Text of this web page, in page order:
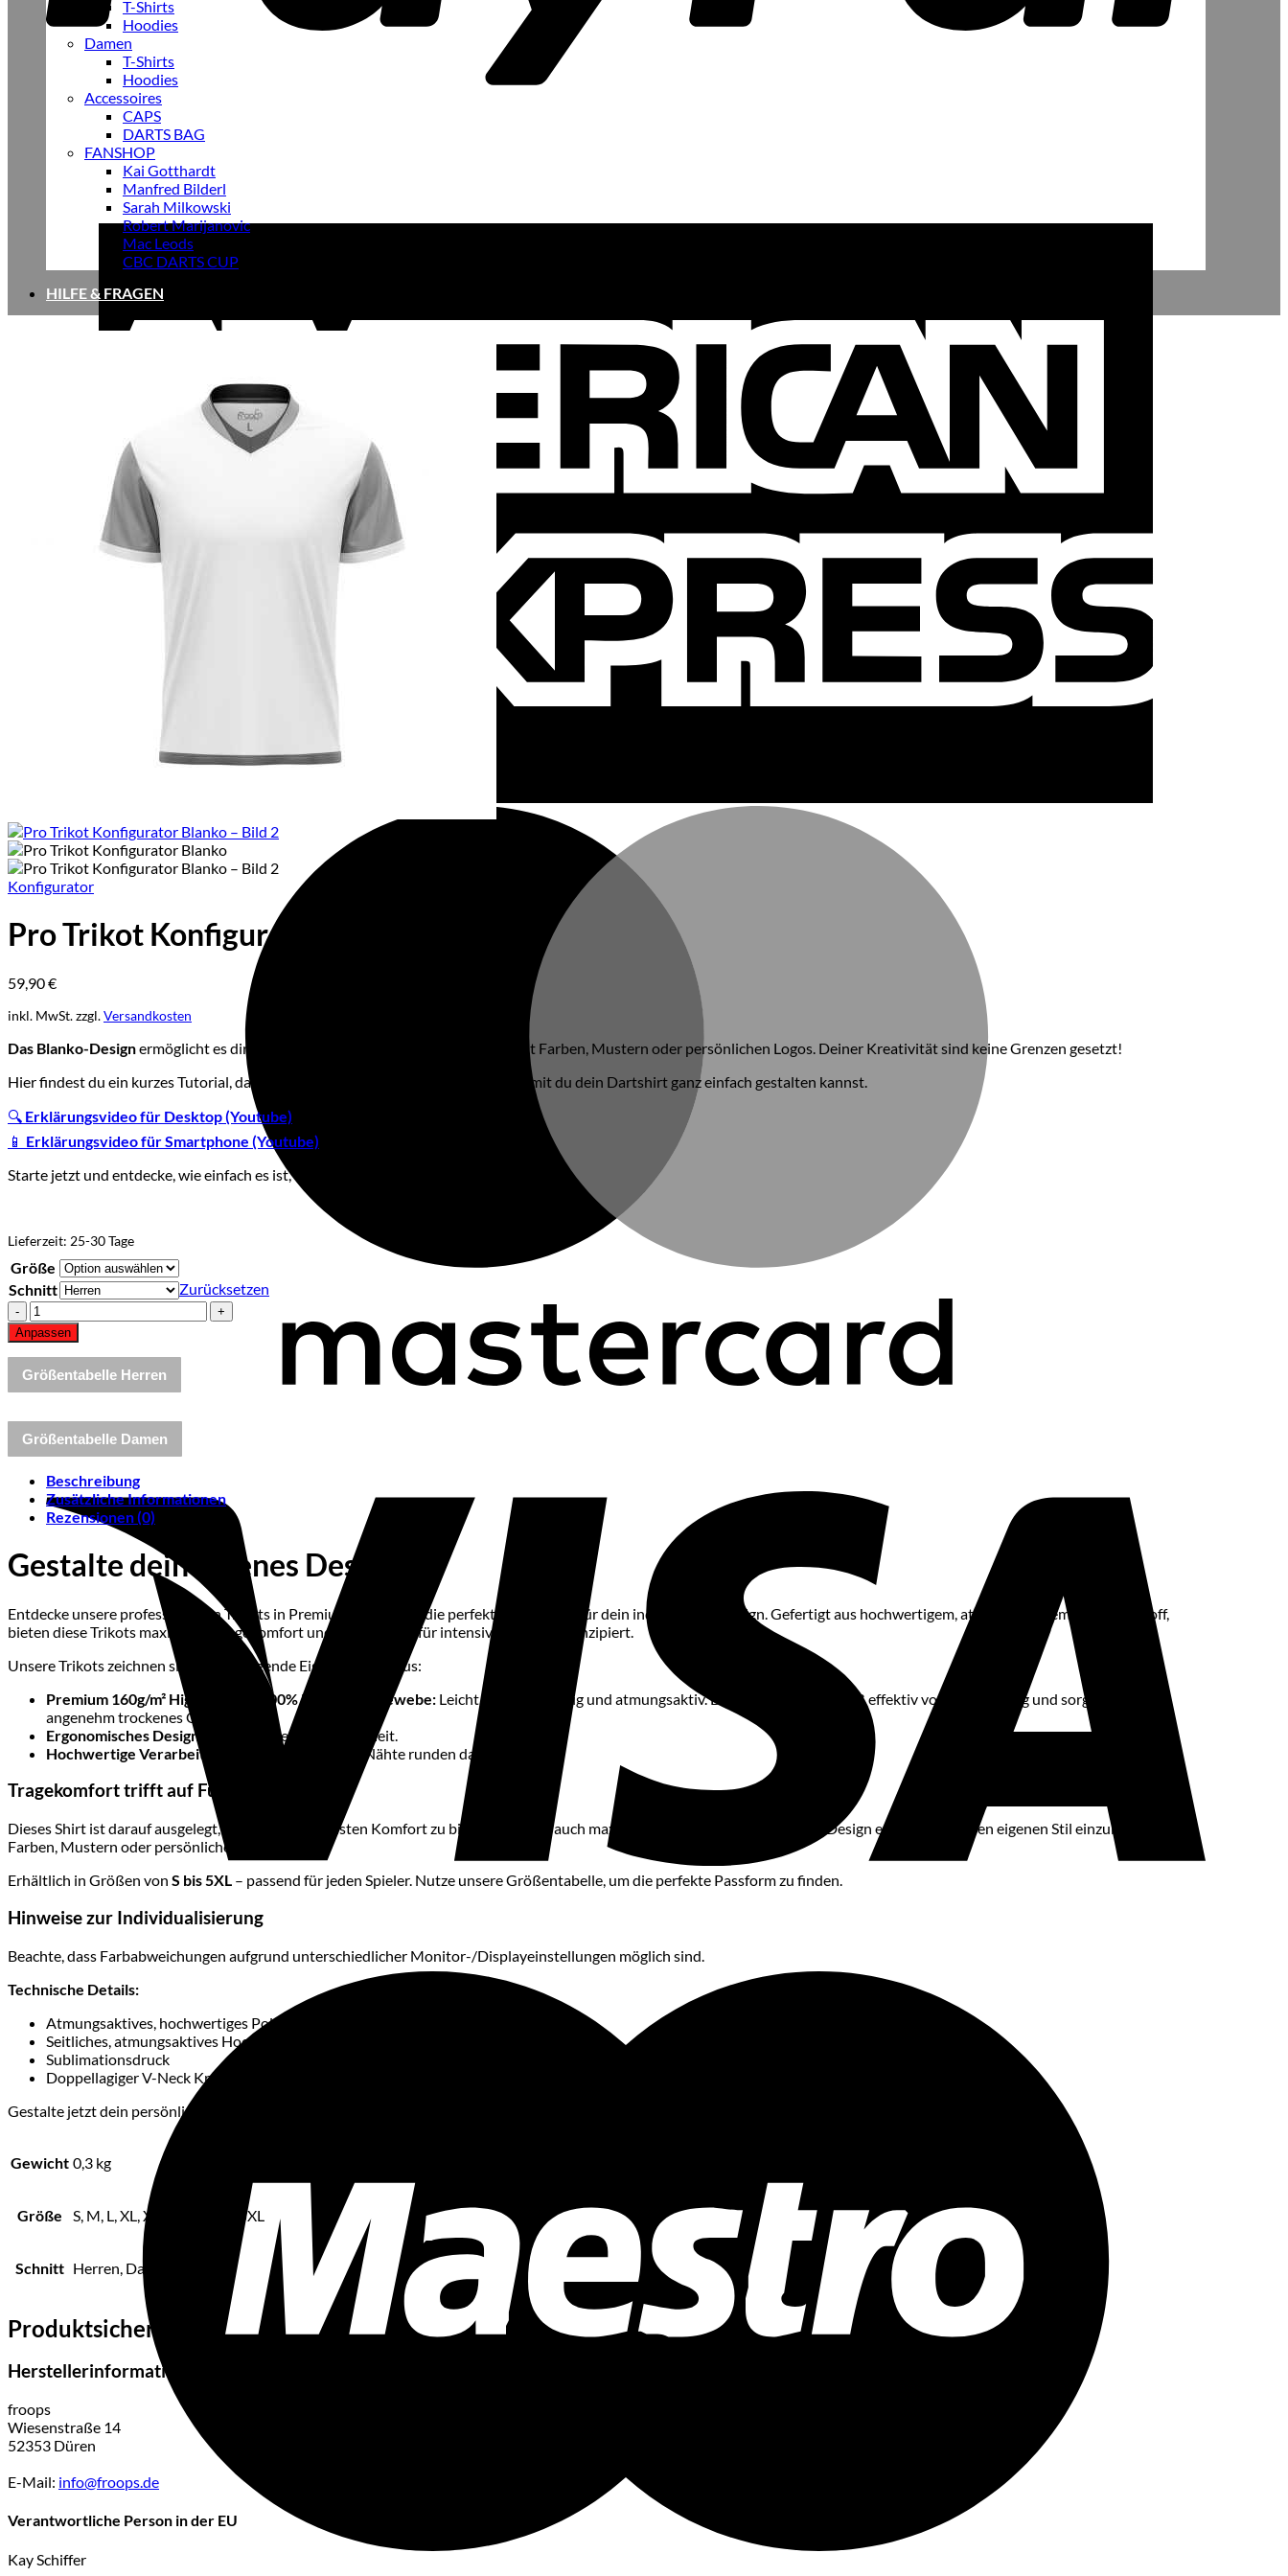
T-Shirts
Hoodies
Damen
T-Shirts
Hoodies
Accessoires
CAPS
DARTS BAG
FANSHOP
Kai Gotthardt
Manfred Bilderl
Sarah Milkowski
Robert Marijanovic
Mac Leods
CBC DARTS CUP
HILFE & FRAGEN
Konfigurator
Pro Trikot Konfigurator Blanko
59,90€
inkl. MwSt.zzgl.Versandkosten
Das Blanko-Designermöglicht es dir, deinen individuellen Stil einzubringen – mit Farben, Mustern oder persönlichen Logos. Deiner Kreativität sind keine Grenzen gesetzt!
Hier findest du ein kurzes Tutorial, das dir die wichtigsten Funktionen erklärt, damit du dein Dartshirt ganz einfach gestalten kannst.
🔍 Erklärungsvideo für Desktop (Youtube)
📱 Erklärungsvideo für Smartphone (Youtube)
Starte jetzt und entdecke, wie einfach es ist, dein individuelles Trikot zu designen!
Lieferzeit: 25-30 Tage
Größe
Schnitt
Zurücksetzen
Pro
Trikot
Konfigurator
Blanko
Menge
Anpassen
Größentabelle Herren
Größentabelle Damen
Beschreibung
Zusätzliche Informationen
Rezensionen (0)
Gestalte dein eigenes Design!
Entdecke unsere professionellen Trikots in Premium-Qualität – die perfekte Grundlage für dein individuelles Design. Gefertigt aus hochwertigem, atmungsaktivem Polyesterstoff,
bieten diese Trikots maximalen Tragekomfort und sind speziell für intensive Matches konzipiert.
Unsere Trikots zeichnen sich durch folgende Eigenschaften aus:
Premium 160g/m² High-Quality 100% Polyester-Gewebe: Leicht, strapazierfähig und atmungsaktiv. Der Stoff leitet Schweiß effektiv vom Körper weg und sorgt so für ein
angenehm trockenes Gefühl.
Ergonomisches Design:
Optimale Bewegungsfreiheit.
Hochwertige Verarbeitung:
Sauber gearbeitete Nähte runden das Shirt ab.
Tragekomfort trifft auf Funktionalität
Dieses Shirt ist darauf ausgelegt, dir nicht nur höchsten Komfort zu bieten, sondern auch maximale Individualität. Das blanko Design erlaubt dir, deinen eigenen Stil einzubringen – mit
Farben, Mustern oder persönlichen Logos.
Erhältlich in Größen von S bis 5XL – passend für jeden Spieler. Nutze unsere Größentabelle, um die perfekte Passform zu finden.
Hinweise zur Individualisierung
Beachte, dass Farbabweichungen aufgrund unterschiedlicher Monitor-/Displayeinstellungen möglich sind.
Technische Details:
Atmungsaktives, hochwertiges Polyestergewebe
Seitliches, atmungsaktives Hochleistungs-Meshgewebe
Sublimationsdruck
Doppellagiger V-Neck Kragen
Gestalte jetzt dein persönliches Shirt und überzeuge dich von der Qualität unserer Trikots!
Gewicht 0,3 kg
Größe S, M, L, XL, XXL, 3XL, 4XL, 5XL
Schnitt Herren, Damen
Produktsicherheit
Herstellerinformationen
froops
Wiesenstraße 14
52353 Düren
E-Mail: info@froops.de
Verantwortliche Person in der EU
Kay Schiffer